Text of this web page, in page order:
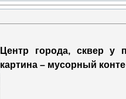
Центр города, сквер у
картина – мусорный